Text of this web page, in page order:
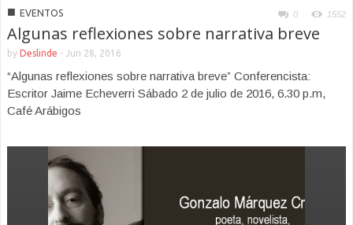
■ EVENTOS 0 1552
Algunas reflexiones sobre narrativa breve
by Deslinde - Jun 28, 2016
“Algunas reflexiones sobre narrativa breve” Conferencista:
Escritor Jaime Echeverri Sábado 2 de julio de 2016, 6.30 p.m,
Café Arábigos